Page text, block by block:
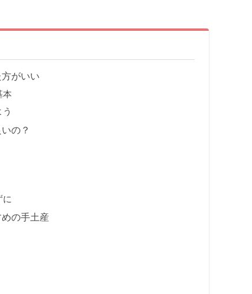
がいい
本
の？
に
の手土産